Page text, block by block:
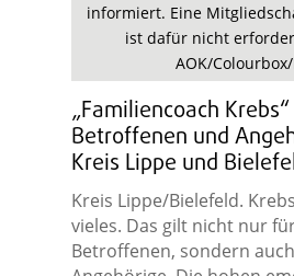
informiert. Eine
ist dafür nicht
AOK/
„Familiencoach
Betroffenen und
Kreis Lippe und
Kreis Lippe/Bielefeld.
vieles. Das gilt nicht nur
Betroffenen, sondern